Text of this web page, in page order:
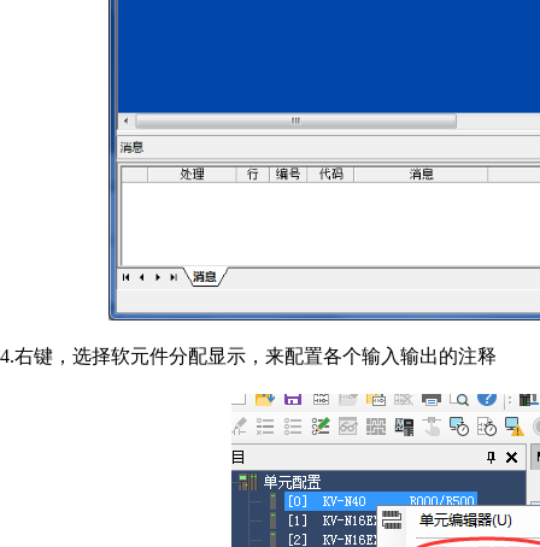
4.右键，选择软元件分配显示，来配置各个输入输出的注释